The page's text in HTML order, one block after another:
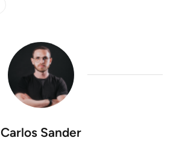
Carlos Sander